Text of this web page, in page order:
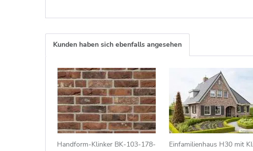
Kunden haben sich ebenfalls angesehen
Handform-Klinker BK-103-178-
Einfamilienhaus H30 mit